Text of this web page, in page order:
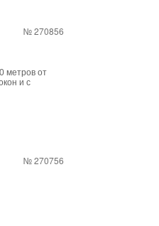
№ 270856
метров от
и с
№ 270756